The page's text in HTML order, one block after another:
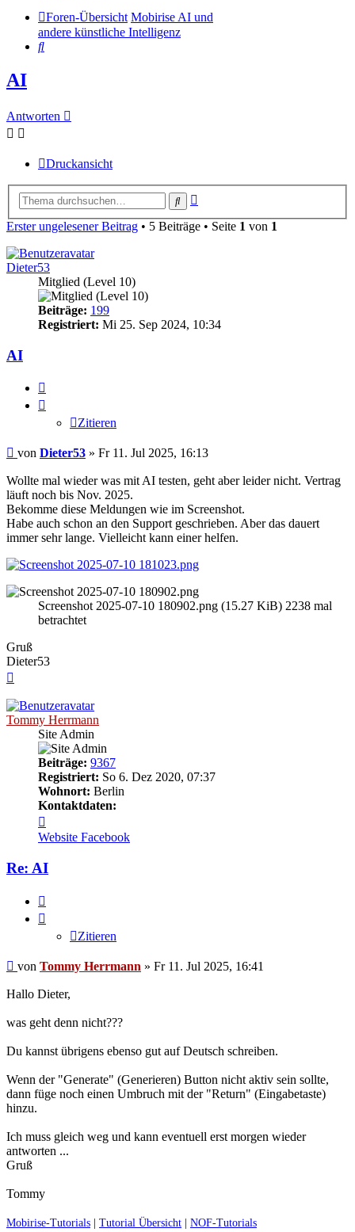
Foren-Übersicht Mobirise AI und
andere künstliche Intelligenz
Suche
AI
Antworten
Druckansicht
Suche
Erster ungelesener Beitrag • 5 Beiträge • Seite 1 von 1
Dieter53
Mitglied (Level 10)
Beiträge: 199
Registriert: Mi 25. Sep 2024, 10:34
AI
Zitieren
Ungelesener
von Dieter53 » Fr 11. Jul 2025, 16:13
Wollte mal wieder was mit AI testen, geht aber leider nicht. Vertrag
läuft noch bis Nov. 2025.
Bekomme diese Meldungen wie im Screenshot.
Habe auch schon an den Support geschrieben. Aber das dauert
immer sehr lange. Vielleicht kann einer helfen.
Screenshot 2025-07-10 180902.png (15.27 KiB) 2238 mal
betrachtet
Gruß
Dieter53
Tommy Herrmann
Site Admin
Beiträge: 9367
Registriert: So 6. Dez 2020, 07:37
Wohnort: Berlin
Kontaktdaten:
von
Tommy
Herrmann
Website Facebook
Re: AI
Zitieren
Ungelesener
von Tommy Herrmann » Fr 11. Jul 2025, 16:41
Hallo Dieter,
was geht denn nicht???
Du kannst übrigens ebenso gut auf Deutsch schreiben.
Wenn der "Generate" (Generieren) Button nicht aktiv sein sollte,
dann füge noch einen Umbruch mit der "Return" (Eingabetaste)
hinzu.
Ich muss gleich weg und kann eventuell erst morgen wieder
antworten ...
Gruß
Tommy
Mobirise-Tutorials Tutorial Übersicht NOF-Tutorials